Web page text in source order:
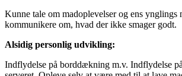
Kunne tale om madoplevelser og ens ynglings
kommunikere om, hvad der ikke smager godt.
Alsidig personlig udvikling:
Indflydelse på borddækning m.v. Indflydelse